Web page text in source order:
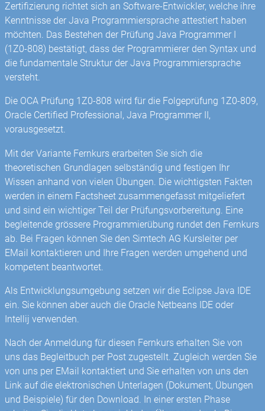
Zertifizierung richtet sich an Software-Entwickler, welche ihre
Kenntnisse der Java Programmiersprache attestiert haben
möchten. Das Bestehen der Prüfung Java Programmer I
(1Z0-808) bestätigt, dass der Programmierer den Syntax und
die fundamentale Struktur der Java Programmiersprache
versteht.
Die OCA Prüfung 1Z0-808 wird für die Folgeprüfung 1Z0-809,
Oracle Certified Professional, Java Programmer II,
vorausgesetzt.
Mit der Variante Fernkurs erarbeiten Sie sich die
theoretischen Grundlagen selbständig und festigen Ihr
Wissen anhand von vielen Übungen. Die wichtigsten Fakten
werden in einem Factsheet zusammengefasst mitgeliefert
und sind ein wichtiger Teil der Prüfungsvorbereitung. Eine
begleitende grössere Programmierübung rundet den Fernkurs
ab. Bei Fragen können Sie den Simtech AG Kursleiter per
EMail kontaktieren und Ihre Fragen werden umgehend und
kompetent beantwortet.
Als Entwicklungsumgebung setzen wir die Eclipse Java IDE
ein. Sie können aber auch die Oracle Netbeans IDE oder
Intellij verwenden.
Nach der Anmeldung für diesen Fernkurs erhalten Sie von
uns das Begleitbuch per Post zugestellt. Zugleich werden Sie
von uns per EMail kontaktiert und Sie erhalten von uns den
Link auf die elektronischen Unterlagen (Dokument, Übungen
und Beispiele) für den Download. In einer ersten Phase